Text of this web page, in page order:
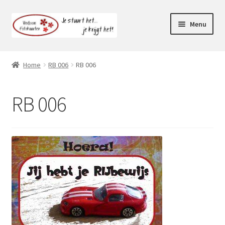
Ga
door
Ga
naar
Menu
Mijn account
Home RB 006 RB 006
RB 006